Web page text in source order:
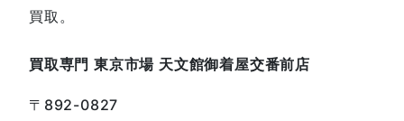
買取。
買取専門 東京市場 天文館御着屋交番前店
〒892-0827